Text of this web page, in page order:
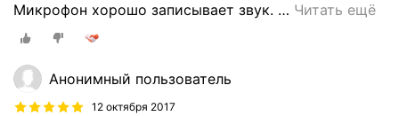
Микрофон хорошо записывает звук. … Читать ещё
Анонимный пользователь
12 октября 2017